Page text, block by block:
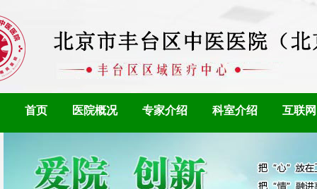
首页 医院概况 专家介绍 科室介绍 互联